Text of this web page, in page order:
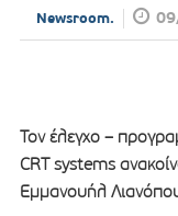
Newsroom.
Τον έλεγχο –
CRT systems
Εμμανουήλ